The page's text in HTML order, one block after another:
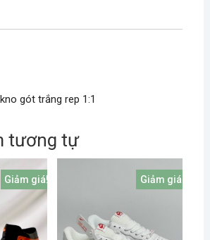
gót trắng rep 1:1
tương tự
Giảm giá! Giảm giá!